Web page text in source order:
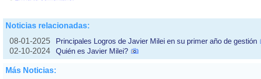
Noticias relacionadas:
08-01-2025
Principales Logros de Javier Milei en su primer año de gestión
02-10-2024
Quién es Javier Milei?
Más Noticias: